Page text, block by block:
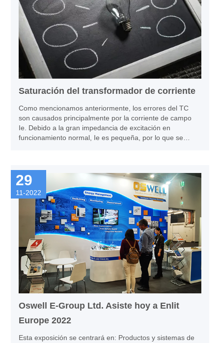
Saturación del transformador de corriente
Como mencionamos anteriormente, los errores del TC
son causados ​​principalmente por la corriente de campo
Ie. Debido a la gran impedancia de excitación en
funcionamiento normal, Ie es pequeña, por lo que se
excitación muy aumentada hace que el error del TC se
multiplique y afecte al correcto funcionamiento de la
protección.
29
11-2022
Oswell E-Group Ltd. Asiste hoy a Enlit
Europe 2022
Esta exposición se centrará en: Productos y sistemas de